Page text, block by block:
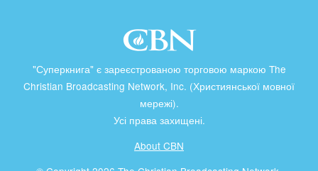
"Суперкнига" є зареєстрованою торговою маркою The
Christian Broadcasting Network, Inc. (Християнської мовної
мережі).
Усі права захищені.
About CBN